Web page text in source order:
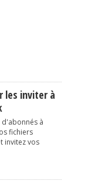
les inviter à
à
fichiers
invitez vos